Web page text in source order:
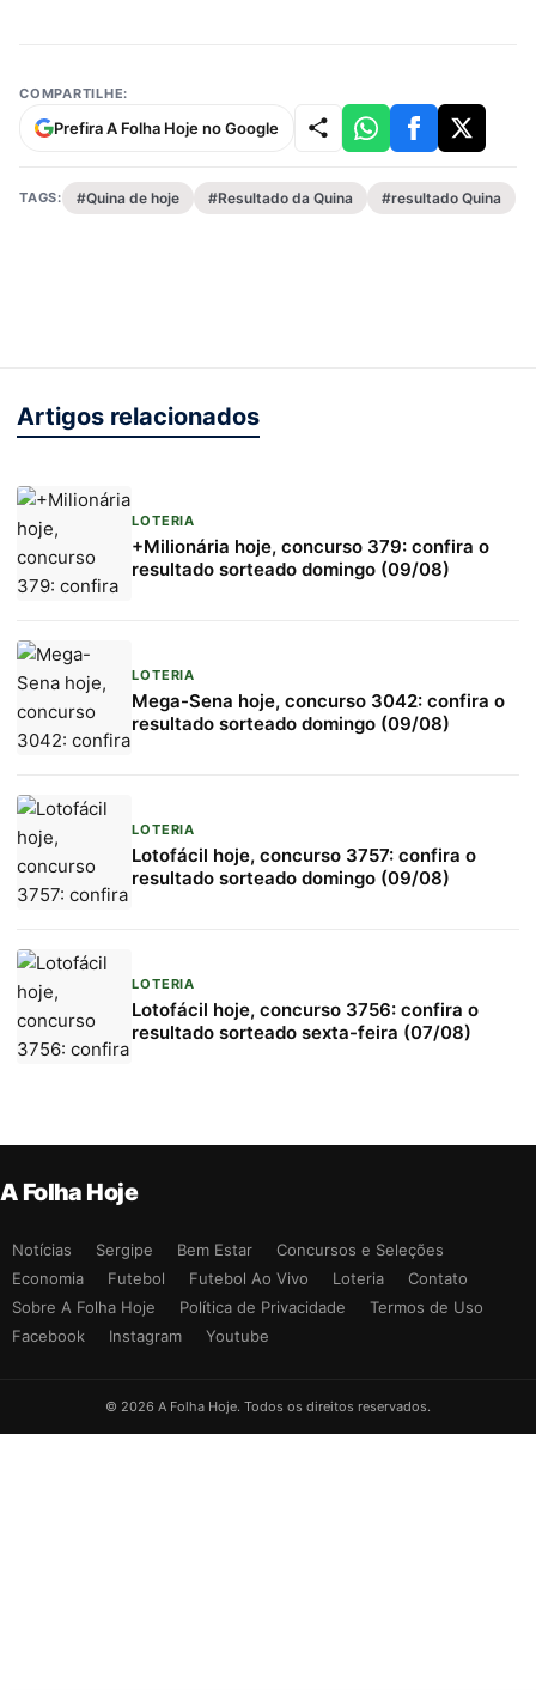
COMPARTILHE:
Prefira A Folha Hoje no Google
TAGS: #Quina de hoje #Resultado da Quina #resultado Quina
Artigos relacionados
LOTERIA
+Milionária hoje, concurso 379: confira o
resultado sorteado domingo (09/08)
LOTERIA
Mega-Sena hoje, concurso 3042: confira o
resultado sorteado domingo (09/08)
LOTERIA
Lotofácil hoje, concurso 3757: confira o
resultado sorteado domingo (09/08)
LOTERIA
Lotofácil hoje, concurso 3756: confira o
resultado sorteado sexta-feira (07/08)
A Folha Hoje
Notícias Sergipe Bem Estar
Concursos e Seleções
Economia
Futebol Futebol Ao Vivo Loteria
Contato
Sobre A Folha Hoje
Política de Privacidade
Termos de Uso
Facebook
Instagram Youtube
© 2026 A Folha Hoje. Todos os direitos reservados.